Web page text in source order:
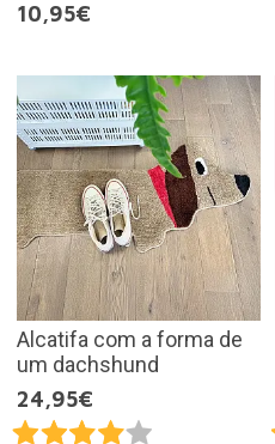
10,95€
Alcatifa com a forma de
um dachshund
24,95€